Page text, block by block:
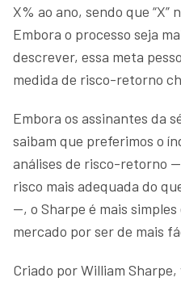
X% ao ano, sendo que
Embora o processo seja
descrever, essa meta
medida de risco-retorno
Embora os assinantes da
saibam que preferimos o
análises de risco-retorno
risco mais adequada do
—, o Sharpe é mais
mercado por ser de mais
Criado por William